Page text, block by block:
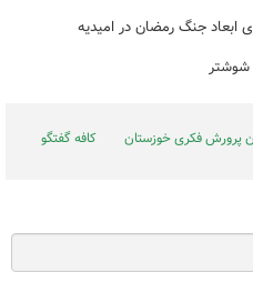
ابعاد جنگ رمضان در امیدیه
شوشتر
پرورش فکری خوزستان کافه گفتگو